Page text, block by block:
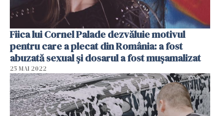
Fiica lui Cornel Palade dezvăluie motivul
pentru care a plecat din România: a fost
abuzată sexual și dosarul a fost mușamalizat
25 MAI 2022